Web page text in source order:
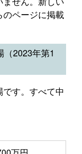
ページに掲載
（2023年第1
す。すべて中